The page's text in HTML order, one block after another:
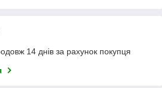
14 днів за рахунок покупця